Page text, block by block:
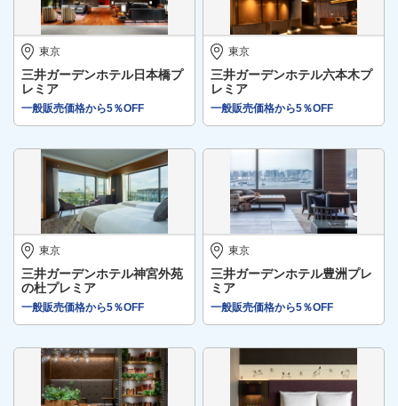
東京
三井ガーデンホテル日本橋プ
レミア
一般販売価格から5％OFF
東京
三井ガーデンホテル六本木プ
レミア
一般販売価格から5％OFF
東京
三井ガーデンホテル神宮外苑
の杜プレミア
一般販売価格から5％OFF
東京
三井ガーデンホテル豊洲プレ
ミア
一般販売価格から5％OFF